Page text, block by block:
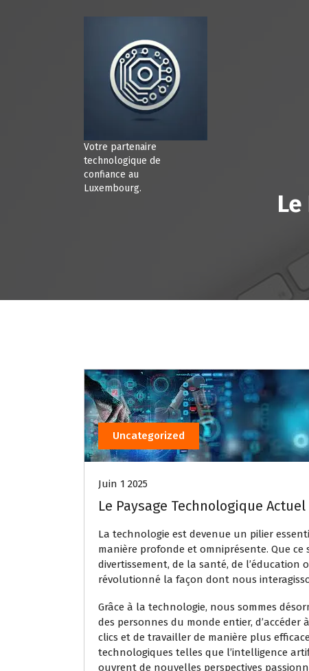
Votre partenaire
technologique de
confiance au
Luxembourg.
Uncategorized
Juin 1 2025
Le Paysage Technologique
La technologie est devenue un pilier
manière profonde et omniprésente. Que
divertissement, de la santé, de l’éducation
révolutionné la façon dont nous
Grâce à la technologie, nous sommes
des personnes du monde entier,
clics et de travailler de manière plus
technologiques telles que l’intelligence
ouvrent de nouvelles perspectives